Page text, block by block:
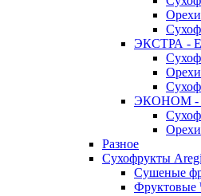
ЭКСТРА -
ЭКОНОМ -
Разное
Сухофрукты Aregi
Сушеные
Фруктовые